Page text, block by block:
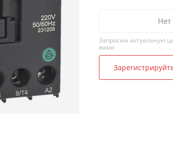
Запросим актуальную
вами